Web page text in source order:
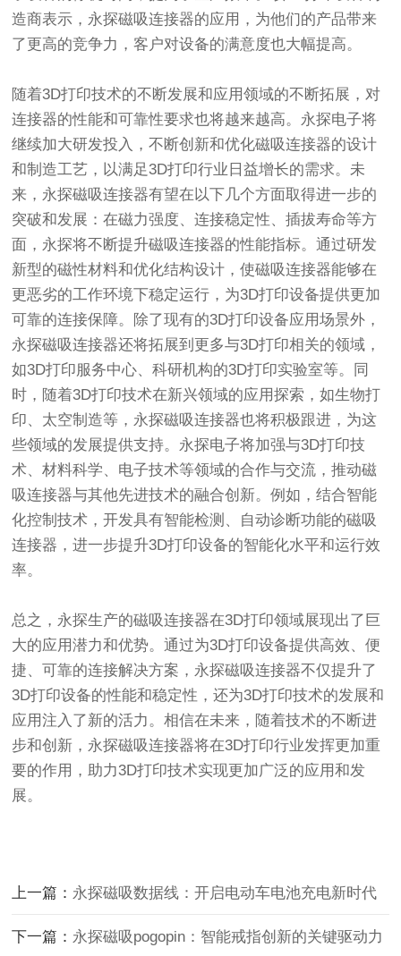
造商表示，永探磁吸连接器的应用，为他们的产品带来
了更高的竞争力，客户对设备的满意度也大幅提高。
随着3D打印技术的不断发展和应用领域的不断拓展，对
连接器的性能和可靠性要求也将越来越高。永探电子将
继续加大研发投入，不断创新和优化磁吸连接器的设计
和制造工艺，以满足3D打印行业日益增长的需求。未
来，永探磁吸连接器有望在以下几个方面取得进一步的
突破和发展：在磁力强度、连接稳定性、插拔寿命等方
面，永探将不断提升磁吸连接器的性能指标。通过研发
新型的磁性材料和优化结构设计，使磁吸连接器能够在
更恶劣的工作环境下稳定运行，为3D打印设备提供更加
可靠的连接保障。除了现有的3D打印设备应用场景外，
永探磁吸连接器还将拓展到更多与3D打印相关的领域，
如3D打印服务中心、科研机构的3D打印实验室等。同
时，随着3D打印技术在新兴领域的应用探索，如生物打
印、太空制造等，永探磁吸连接器也将积极跟进，为这
些领域的发展提供支持。永探电子将加强与3D打印技
术、材料科学、电子技术等领域的合作与交流，推动磁
吸连接器与其他先进技术的融合创新。例如，结合智能
化控制技术，开发具有智能检测、自动诊断功能的磁吸
连接器，进一步提升3D打印设备的智能化水平和运行效
率。
总之，永探生产的磁吸连接器在3D打印领域展现出了巨
大的应用潜力和优势。通过为3D打印设备提供高效、便
捷、可靠的连接解决方案，永探磁吸连接器不仅提升了
3D打印设备的性能和稳定性，还为3D打印技术的发展和
应用注入了新的活力。相信在未来，随着技术的不断进
步和创新，永探磁吸连接器将在3D打印行业发挥更加重
要的作用，助力3D打印技术实现更加广泛的应用和发
展。
上一篇： 永探磁吸数据线：开启电动车电池充电新时代
下一篇： 永探磁吸pogopin：智能戒指创新的关键驱动力